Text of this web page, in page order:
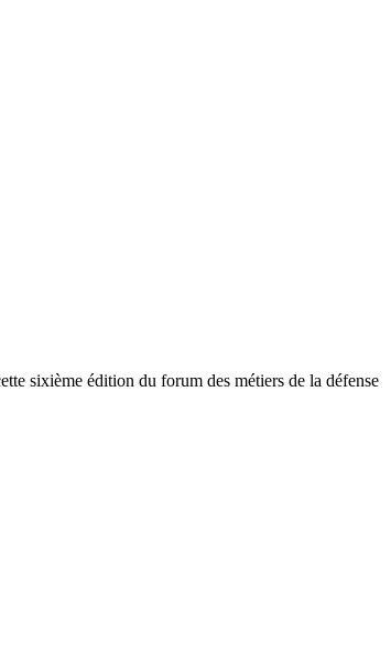
sixième édition du forum des métiers de la défense